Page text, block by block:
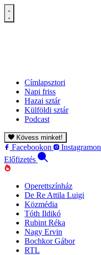
Címlapsztori
Napi friss
Hazai sztár
Külföldi sztár
Podcast
Kövess minket!
Facebookon Instagramon
Előfizetés
Operettszínház
De Re Attila Luigi
Közmédia
Tóth Ildikó
Rubint Réka
Nagy Ervin
Bochkor Gábor
RTL